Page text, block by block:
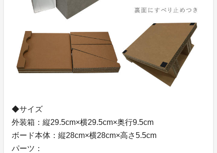
◆サイズ
外装箱：縦29.5cm×横29.5cm×奥行9.5cm
ボード本体：縦28cm×横28cm×高さ5.5cm
パーツ：